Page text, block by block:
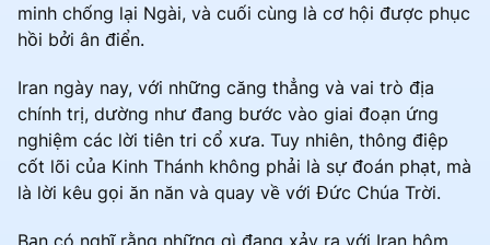
minh chống lại Ngài, và cuối cùng là cơ hội được phục
hồi bởi ân điển.
Iran ngày nay, với những căng thẳng và vai trò địa
chính trị, dường như đang bước vào giai đoạn ứng
nghiệm các lời tiên tri cổ xưa. Tuy nhiên, thông điệp
cốt lõi của Kinh Thánh không phải là sự đoán phạt, mà
là lời kêu gọi ăn năn và quay về với Đức Chúa Trời.